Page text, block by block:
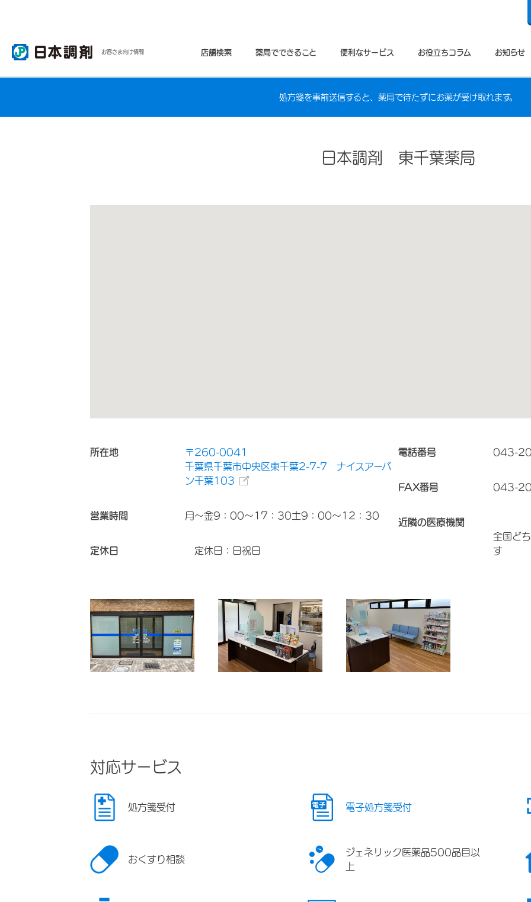
お客さま向け情報 店舗検索 薬局でできること 便利なサービス お役立ちコラム お知らせ
処方箋を事前送信すると、薬局で待たずにお薬が受け取れます。
日本調剤 東千葉薬局
所在地
〒260-0041
千葉県千葉市中央区東千葉2-7-7 ナイスアーバ
ン千葉103
営業時間 月～金9：00～17：30土9：00～12：30
定休日 定休日：日祝日
電話番号 043-
FAX番号 043-
近隣の医療機関
全国ど
す
対応サービス
処方箋受付 電子処方箋受付
おくすり相談
ジェネリック医薬品500品目以
上